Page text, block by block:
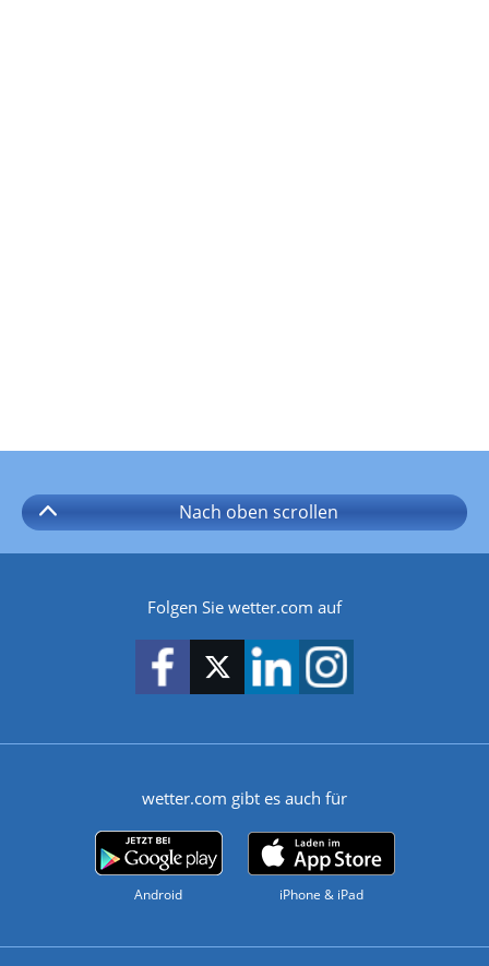
Nach oben scrollen
Folgen Sie wetter.com auf
wetter.com gibt es auch für
Android iPhone & iPad